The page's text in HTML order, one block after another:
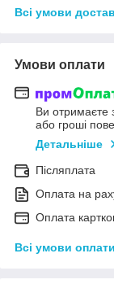
Всі умови
Умови оплати
Ви отримаєте
або гроші
Детальніше
Післяплата
Оплата на
Оплата
Всі умови оплати